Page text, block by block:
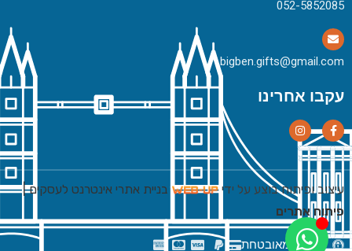
bigben.gifts@gmail.com
עקבו אחרינו
עיצוב ופיתוח בוצע על ידי בניית אתרי אינטרנט לעסקים|
פיתוח אתרים
רכישה מאובטחת